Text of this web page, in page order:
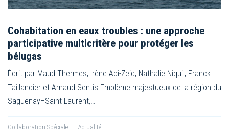
Cohabitation en eaux troubles : une approche
participative multicritère pour protéger les
bélugas
Écrit par Maud Thermes, Irène Abi-Zeid, Nathalie Niquil, Franck
Taillandier et Arnaud Sentis Emblème majestueux de la région du
Saguenay–Saint-Laurent,…
Collaboration Spéciale | Actualité